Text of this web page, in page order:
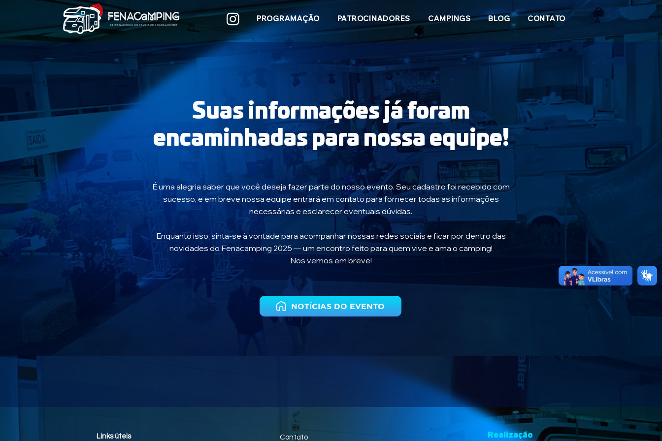
PROGRAMAÇÃO PATROCINADORES CAMPINGS BLOG CONTATO
Suas informações já foram
encaminhadas para nossa equipe!
É uma alegria saber que você deseja fazer parte do nosso evento. Seu cadastro foi recebido com
sucesso, e em breve nossa equipe entrará em contato para fornecer todas as informações
necessárias e esclarecer eventuais dúvidas.
Enquanto isso, sinta-se à vontade para acompanhar nossas redes sociais e ficar por dentro das
novidades do Fenacamping 2025 — um encontro feito para quem vive e ama o camping!
Nos vemos em breve!
NOTÍCIAS DO EVENTO
Links úteis Contato Realização